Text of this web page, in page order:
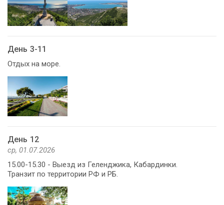
День 3-11
Отдых на море.
День 12
ср, 01.07.2026
15.00-15.30 - Выезд из Геленджика, Кабардинки.
Транзит по территории РФ и РБ.